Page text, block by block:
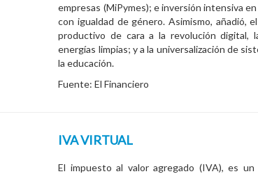
empresas (MiPymes); e inversión intensiva
con igualdad de género. Asimismo, añadió,
productivo de cara a la revolución digital,
energías limpias; y a la universalización de
la educación.
Fuente: El Financiero
IVA VIRTUAL
El impuesto al valor agregado (IVA), es